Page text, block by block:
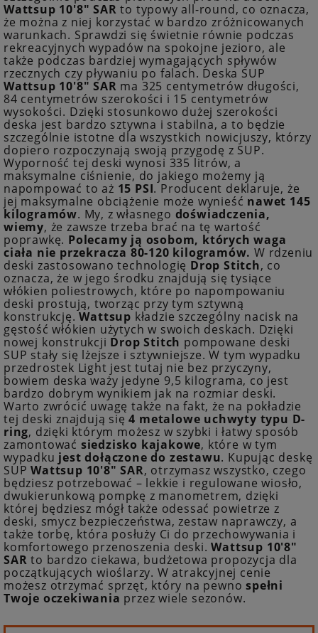
Wattsup 10'8" SAR to typowy all-round, co oznacza,
że można z niej korzystać w bardzo zróżnicowanych
warunkach. Sprawdzi się świetnie równie podczas
rekreacyjnych wypadów na spokojne jezioro, ale
także podczas bardziej wymagających spływów
rzecznych czy pływaniu po falach. Deska SUP
Wattsup 10'8" SAR ma 325 centymetrów długości,
84 centymetrów szerokości i 15 centymetrów
wysokości. Dzięki stosunkowo dużej szerokości
deska jest bardzo sztywna i stabilna, a to będzie
szczególnie istotne dla wszystkich nowicjuszy, którzy
dopiero rozpoczynają swoją przygodę z SUP.
Wyporność tej deski wynosi 335 litrów, a
maksymalne ciśnienie, do jakiego możemy ją
napompować to aż 15 PSI. Producent deklaruje, że
jej maksymalne obciążenie może wynieść nawet 145
kilogramów. My, z własnego doświadczenia,
wiemy, że zawsze trzeba brać na tę wartość
poprawkę. Polecamy ją osobom, których waga
ciała nie przekracza 80-120 kilogramów. W rdzeniu
deski zastosowano technologię Drop Stitch, co
oznacza, że w jego środku znajdują się tysiące
włókien poliestrowych, które po napompowaniu
deski prostują, tworząc przy tym sztywną
konstrukcję.Wattsup kładzie szczególny nacisk na
gęstość włókien użytych w swoich deskach. Dzięki
nowej konstrukcji Drop Stitch pompowane deski
SUP stały się lżejsze i sztywniejsze. W tym wypadku
przedrostek Light jest tutaj nie bez przyczyny,
bowiem deska waży jedyne 9,5 kilograma, co jest
bardzo dobrym wynikiem jak na rozmiar deski.
Warto zwrócić uwagę także na fakt, że na pokładzie
tej deski znajdują się4 metalowe uchwyty typu D-
ring, dzięki którym możesz w szybki i łatwy sposób
zamontować siedzisko kajakowe, które w tym
wypadku jest dołączone do zestawu. Kupując deskę
SUPWattsup 10'8" SAR, otrzymasz wszystko, czego
będziesz potrzebować – lekkie i regulowane wiosło,
dwukierunkową pompkę z manometrem, dzięki
której będziesz mógł także odessać powietrze z
deski, smycz bezpieczeństwa, zestaw naprawczy, a
także torbę, która posłuży Ci do przechowywania i
komfortowego przenoszenia deski.Wattsup 10'8"
SAR to bardzo ciekawa, budżetowa propozycja dla
początkujących wioślarzy. W atrakcyjnej cenie
możesz otrzymać sprzęt, który na pewnospełni
Twoje oczekiwania przez wiele sezonów.